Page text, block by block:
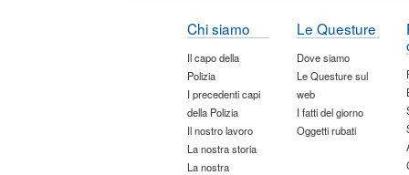
Chi siamo
Il capo della
Polizia
I precedenti capi
della Polizia
Il nostro lavoro
La nostra storia
La nostra
Le Questure
Dove siamo
Le Questure sul
web
I fatti del giorno
Oggetti rubati